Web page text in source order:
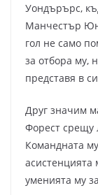
Уондърърс,
Манчестър
гол не само
за отбора му,
представя в
Друг значим
Форест
Командната
асистенцията
уменията му